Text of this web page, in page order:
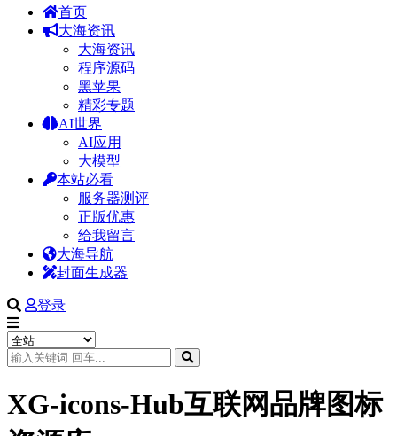
首页
大海资讯
大海资讯
程序源码
黑苹果
精彩专题
AI世界
AI应用
大模型
本站必看
服务器测评
正版优惠
给我留言
大海导航
封面生成器
登录
XG-icons-Hub互联网品牌图标